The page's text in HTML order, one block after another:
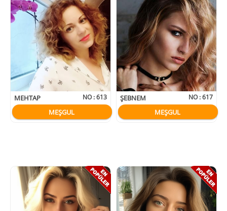
MEHTAP NO :613
MEŞGUL
ŞEBNEM NO :617
MEŞGUL